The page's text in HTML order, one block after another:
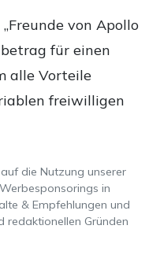
von Apollo
für einen
alle Vorteile
freiwilligen
die Nutzung unserer
in
& Empfehlungen und
redaktionellen Gründen